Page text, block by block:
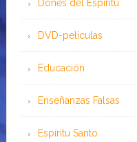
Dones del Espíritu
DVD-peliculas
Educación
Enseñanzas Falsas
Espíritu Santo